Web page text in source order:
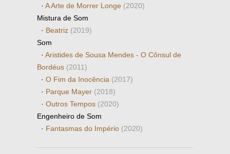
· A Arte de Morrer Longe (2020)
Mistura de Som
· Beatriz (2019)
Som
· Aristides de Sousa Mendes - O Cônsul de
Bordéus (2011)
· O Fim da Inocência (2017)
· Parque Mayer (2018)
· Outros Tempos (2020)
Engenheiro de Som
· Fantasmas do Império (2020)